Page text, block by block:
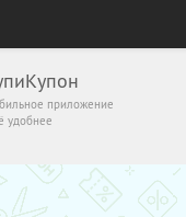
приложение
удобнее